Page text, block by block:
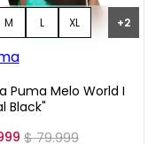
M L XL +2
Puma Melo World I
Black"
$79.999